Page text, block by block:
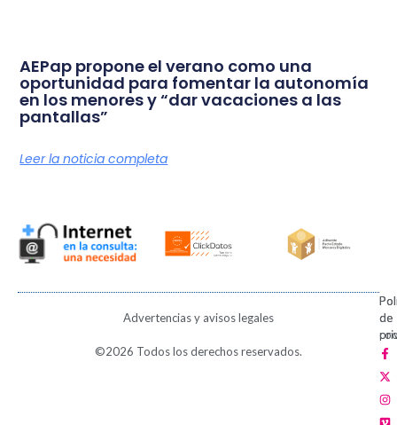
AEPap propone el verano como una
oportunidad para fomentar la autonomía
en los menores y “dar vacaciones a las
pantallas”
Leer la noticia completa
Advertencias y avisos legales
de
de
©2026 Todos los derechos reservados.
F
a
c
e
b
o
o
X
-
t
w
i
t
t
I
n
s
t
a
g
r
V
i
m
e
o
P
i
n
t
e
r
e